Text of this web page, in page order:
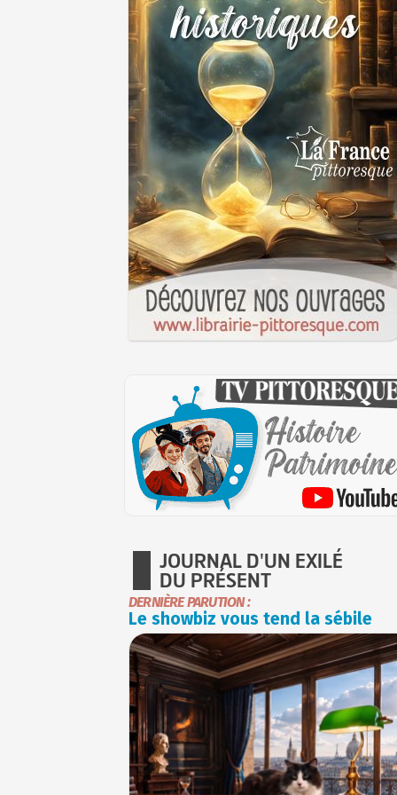
JOURNAL D'UN EXILÉ
DU PRÉSENT
DERNIÈRE PARUTION :
Le showbiz vous tend la sébile